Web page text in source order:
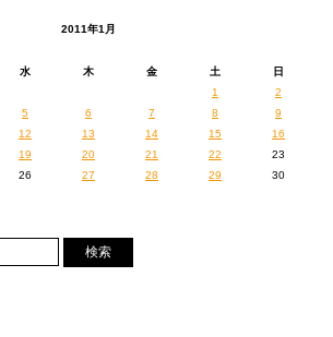
2011年1月
水 木 金 土
日
1
2
5 6 7 8
9
12 13 14 15
16
19 20 21 22
23
26 27 28 29
30